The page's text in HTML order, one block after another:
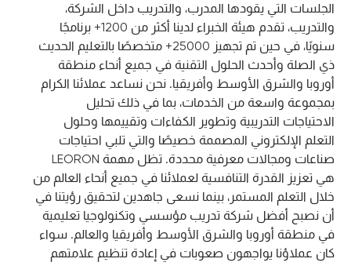
الجلسات التي يقودها المدرب، والتدريب داخل الشركة،
والتدريب، تقدم هيئة الخبراء لدينا أكثر من 1200+ برنامجًا
سنويًا، في حين تم تجهيز 25000+ متخصصًا بالتعليم الحديث
ذي الصلة وأحدث الحلول التقنية في جميع أنحاء منطقة
أوروبا والشرق الأوسط وأفريقيا. نحن نساعد عملائنا الكرام
بمجموعة واسعة من الخدمات، بما في ذلك تحليل
الاحتياجات التدريبية وتطوير الكفاءات وتقييمها وحلول
التعلم الإلكتروني المصممة خصيصًا والتي تلبي احتياجات
صناعات ومجالات معرفية محددة. تظل مهمة LEORON
هي تعزيز القدرة التنافسية لعملائنا في جميع أنحاء العالم من
خلال التعلم المستمر، بينما نسعى جاهدين لتحقيق رؤيتنا في
أن نصبح أفضل شركة تدريب مؤسسي وتكنولوجيا تعليمية
في منطقة أوروبا والشرق الأوسط وأفريقيا والعالم. سواء
كان عملاؤنا يواجهون صعوبات في إعادة تنظيم علامتهم